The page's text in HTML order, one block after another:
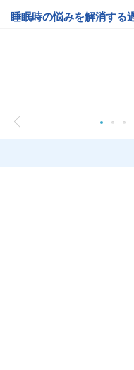
睡眠時の悩みを解消する